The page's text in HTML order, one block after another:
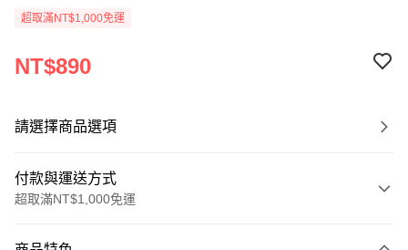
超取滿NT$1,000免運
NT$890
請選擇商品選項
付款與運送方式
超取滿NT$1,000免運